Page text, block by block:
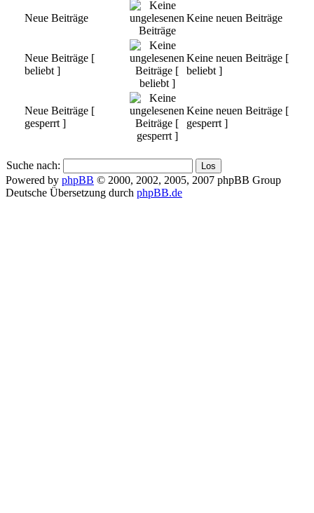
Neue Beiträge Keine neuen Beiträge
Neue Beiträge [
beliebt ]
Keine neuen Beiträge [
beliebt ]
Neue Beiträge [
gesperrt ]
Keine neuen Beiträge [
gesperrt ]
Suche nach:
Powered by phpBB © 2000, 2002, 2005, 2007 phpBB Group
Deutsche Übersetzung durch phpBB.de